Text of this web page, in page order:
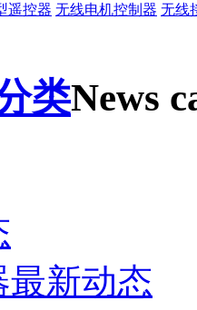
遥控器 无线电机控制器 无线
类News
最新动态